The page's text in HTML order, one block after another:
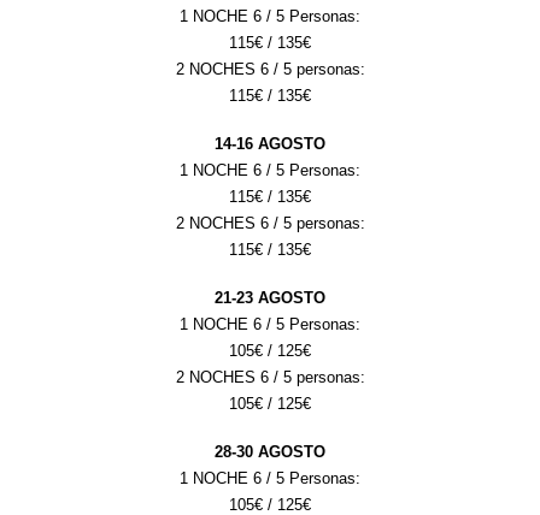
1 NOCHE 6 / 5 Personas:
115€ / 135€
2 NOCHES 6 / 5 personas:
115€ / 135€
14-16 AGOSTO
1 NOCHE 6 / 5 Personas:
115€ / 135€
2 NOCHES 6 / 5 personas:
115€ / 135€
21-23 AGOSTO
1 NOCHE 6 / 5 Personas:
105€ / 125€
2 NOCHES 6 / 5 personas:
105€ / 125€
28-30 AGOSTO
1 NOCHE 6 / 5 Personas:
105€ / 125€